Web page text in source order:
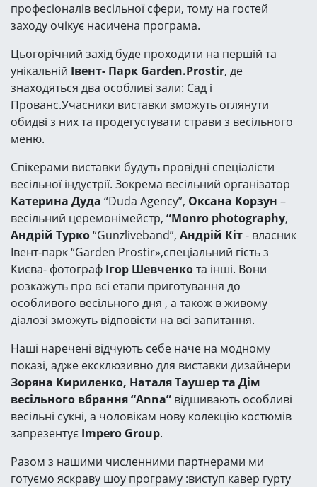
професіоналів весільної сфери, тому на гостей
заходу очікує насичена програма.
Цьогорічний захід буде проходити на першій та
унікальній Івент- Парк Garden.Prostir, де
знаходяться два особливі зали: Сад і
Прованс.Учасники виставки зможуть оглянути
обидві з них та продегустувати страви з весільного
меню.
Спікерами виставки будуть провідні спеціалісти
весільної індустрії. Зокрема весільний організатор
Катерина Дуда “Duda Agency”, Оксана Корзун –
весільний церемонімейстр, “Monro photography,
Андрій Турко“Gunzliveband”, Андрій Кіт- власник
Івент-парк “Garden Prostir»,спеціальний гість з
Києва- фотограф Ігор Шевченкота інші. Вони
розкажуть про всі етапи приготування до
особливого весільного дня , а також в живому
діалозі зможуть відповісти на всі запитання.
Наші наречені відчують себе наче на модному
показі, адже ексклюзивно для виставки дизайнери
Зоряна Кириленко, Наталя Таушер та Дім
весільного вбрання “Anna” відшивають особливі
весільні сукні, а чоловікам нову колекцію костюмів
запрезентує Impero Group.
Разом з нашими численними партнерами ми
готуємо яскраву шоу програму :виступ кавер гурту